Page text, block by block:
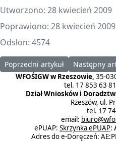
Utworzono: 28 kwiecień 2009
Poprawiono: 28 kwiecień 2009
Odsłon: 4574
Poprzedni artykuł: Informacja
Poprzedni artykuł Następny
Następny
WFOŚIGW w Rzeszowie, 35-
tel. 17 853 63
Dział Wniosków i
Rzeszów, ul.
tel. 17
email:
ePUAP: Skrzynka ePUAP:
Adres do e-Doręczeń: